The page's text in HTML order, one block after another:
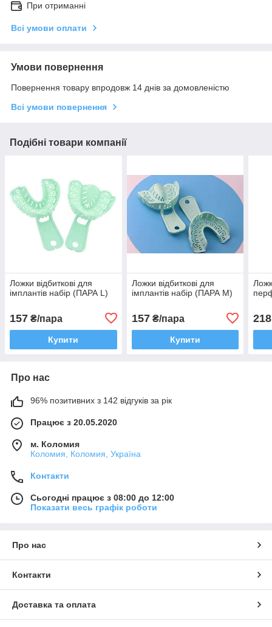
При отриманні
Всі умови оплати
Умови повернення
Повернення товару впродовж 14 днів за домовленістю
Всі умови повернення
Подібні товари компанії
Ложки відбиткові для
імплантів набір (ПАРА L)
157 ₴/пара
Купити
Ложки відбиткові для
імплантів набір (ПАРА M)
157₴/пара
Купити
218
Про нас
96% позитивних з 142 відгуків за рік
Працює з 20.05.2020
м. Коломия
Коломия, Коломия, Україна
Контакти
Сьогодні працює з 08:00 до 12:00
Показати весь графік роботи
Про нас
Контакти
Доставка та оплата